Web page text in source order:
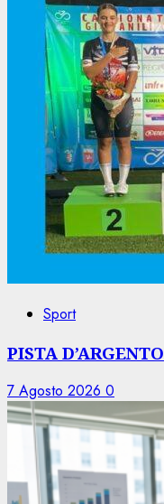
Sport
PISTA D’ARGENTO
7 Agosto 2026 0